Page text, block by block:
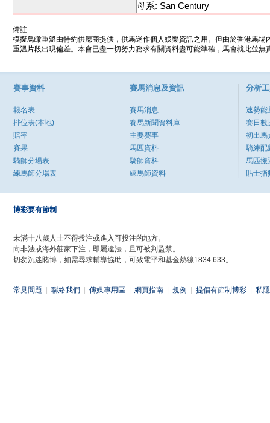
母系: San Century
備註
模擬鳥瞰重溫由特約供應商提供，供馬迷作個人娛樂資訊之用。但由於香港馬
重溫片段出現偏差。本會已盡一切努力務求有關資料盡可能準確，馬會就此並
賽事資料
報名表
排位表(本地)
賠率
賽果
騎師分場表
練馬師分場表
賽馬消息及資訊
賽馬消息
賽馬新聞資料庫
主要賽事
馬匹資料
騎師資料
練馬師資料
分析
速勢能
賽日數
初出馬
騎練配
馬匹搬
貼士指
博彩要有節制
未滿十八歲人士不得投注或進入可投注的地方。
向非法或海外莊家下注，即屬違法，且可被判監禁。
切勿沉迷賭博，如需尋求輔導協助，可致電平和基金熱線1834 633。
常見問題 聯絡我們 傳媒專用區 網頁指南 規例 提倡有節制博彩 私